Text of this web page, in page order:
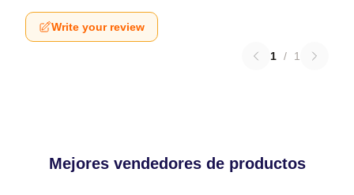
Write your review
1 / 1
Mejores vendedores de productos